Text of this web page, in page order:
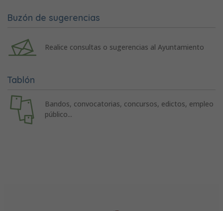
Buzón de sugerencias
Realice consultas o sugerencias al Ayuntamiento
Tablón
Bandos, convocatorias, concursos, edictos, empleo
público...